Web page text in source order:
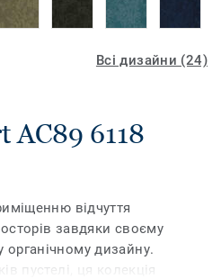
Всі дизайни (24)
AC89 6118
відчуття
завдяки своєму
дизайну.
пустелі, ця колекція